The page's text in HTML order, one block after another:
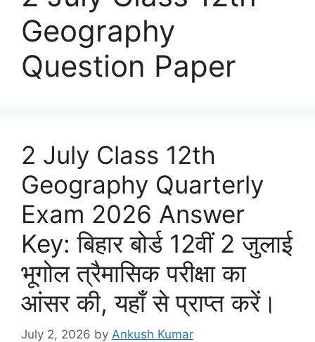
Geography
Question Paper
2 July Class 12th
Geography Quarterly
Exam 2026 Answer
Key: बिहार बोर्ड 12वीं 2 जुलाई
भूगोल त्रैमासिक परीक्षा का
आंसर की, यहाँ से प्राप्त करें।
July 2, 2026 by Ankush Kumar